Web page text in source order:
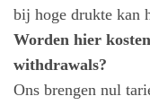
bij hoge drukte kan
Worden hier
withdrawals?
Ons brengen nul